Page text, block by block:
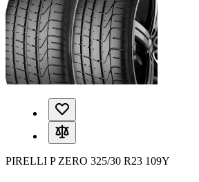
PIRELLI P ZERO 325/30 R23 109Y